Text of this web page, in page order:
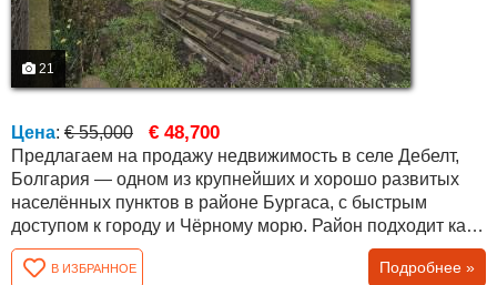
21
Цена: € 55,000 € 48,700
Предлагаем на продажу недвижимость в селе Дебелт,
Болгария — одном из крупнейших и хорошо развитых
населённых пунктов в районе Бургаса, с быстрым
доступом к городу и Чёрному морю. Район подходит как
для постоянного проживания, так и для покупки
недвижимости у моря в Болгарии. Объект расположен в
В ИЗБРАННОЕ Подробнее »